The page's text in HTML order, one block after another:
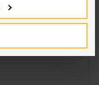
Falun